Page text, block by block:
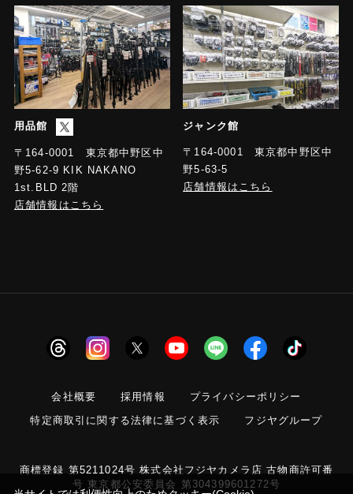
用品館
〒164-0001 東京都中野区中
野5-62-9 KIK NAKANO
1st.BLD 2階
店舗情報はこちら
ジャンク館
〒164-0001 東京都中野区中
野5-63-5
店舗情報はこちら
会社概要 採用情報
プライバシーポリシー
特定商取引に関する法律に基づく表示
フジヤグループ
商標登録 第5211024号 株式会社フジヤカメラ店 古物商許可番
号 東京都公安委員会 第304399601272号